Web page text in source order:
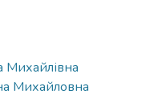
Михайловна